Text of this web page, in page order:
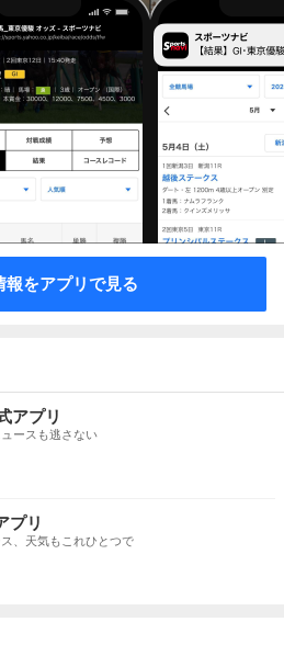
報をアプリで見る
アプリ
ースも逃さない
プリ
、天気もこれひとつで